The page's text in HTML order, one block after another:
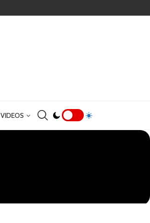
VIDEOS